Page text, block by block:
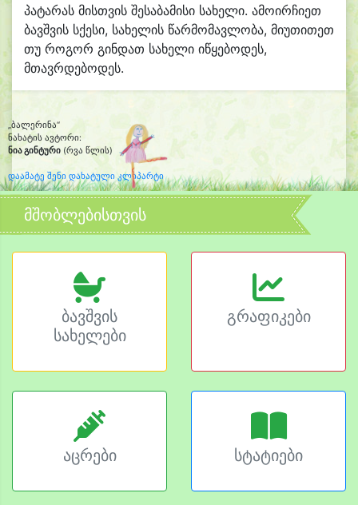
პატარას მისთვის შესაბამისი სახელი. ამოირჩიეთ
ბავშვის სქესი, სახელის წარმომავლობა, მიუთითეთ
თუ როგორ გინდათ სახელი იწყებოდეს,
მთავრდებოდეს.
„ბალერინა“
ნახატის ავტორი:
ნია გინტური (რვა წლის)
დაამატე შენი დახატული კლიპარტი
მშობლებისთვის
ბავშვის
სახელები
გრაფიკები
აცრები სტატიები